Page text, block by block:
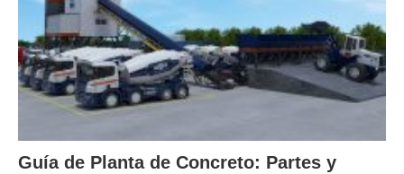
Guía de Planta de Concreto: Partes y